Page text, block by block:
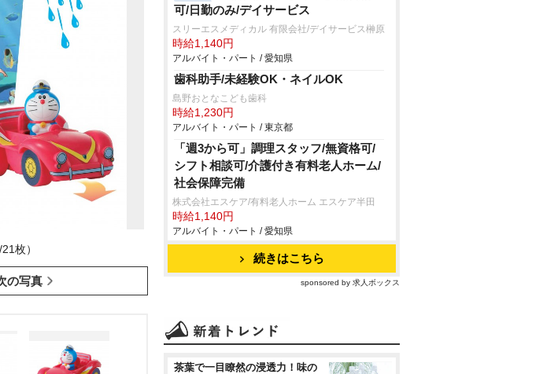
枚）
の写真
可/日勤のみ/デイサービス
スリーエスメディカル 有限会社/デイサービス榊原
時給1,140円
アルバイト・パート / 愛知県
歯科助手/未経験OK・ネイルOK
島野おとなこども歯科
時給1,230円
アルバイト・パート / 東京都
「週3から可」調理スタッフ/無資格可/
シフト相談可/介護付き有料老人ホーム/
社会保障完備
株式会社エスケア/有料老人ホーム エスケア半田
時給1,140円
アルバイト・パート / 愛知県
続きはこちら
sponsored by 求人ボックス
茶葉で一目瞭然の浸透力！味の